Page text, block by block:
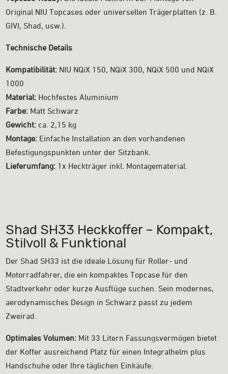
Original NIU Topcases oder universellen Trägerplatten (z. B.
GIVI, Shad, usw.).
Technische Details
Kompatibilität: NIU NQiX 150, NQiX 300, NQiX 500 und NQiX
1000
Material: Hochfestes Aluminium
Farbe: Matt Schwarz
Gewicht: ca. 2,15 kg
Montage: Einfache Installation an den vorhandenen
Befestigungspunkten unter der Sitzbank.
Lieferumfang: 1x Heckträger inkl. Montagematerial.
Shad SH33 Heckkoffer – Kompakt,
Stilvoll & Funktional
Der Shad SH33 ist die ideale Lösung für Roller- und
Motorradfahrer, die ein kompaktes Topcase für den
Stadtverkehr oder kurze Ausflüge suchen. Sein modernes,
aerodynamisches Design in Schwarz passt zu jedem
Zweirad.
Optimales Volumen: Mit 33 Litern Fassungsvermögen bietet
der Koffer ausreichend Platz für einen Integralhelm plus
Handschuhe oder Ihre täglichen Einkäufe.